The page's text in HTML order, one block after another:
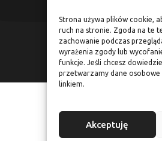
Strona używa plików cookie,
ruch na stronie. Zgoda na te
zachowanie podczas
wyrażenia zgody lub
funkcje. Jeśli chcesz
przetwarzamy dane
linkiem.
Akceptuję